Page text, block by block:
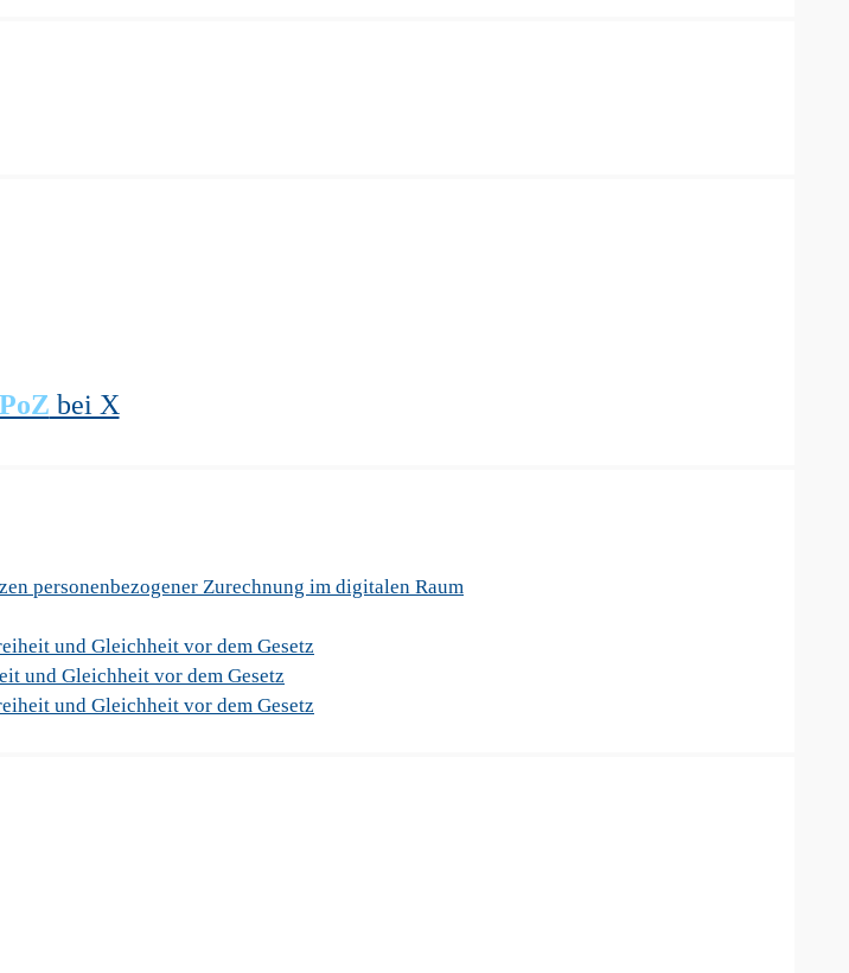
bei X
personenbezogener Zurechnung im digitalen Raum
und Gleichheit vor dem Gesetz
und Gleichheit vor dem Gesetz
und Gleichheit vor dem Gesetz